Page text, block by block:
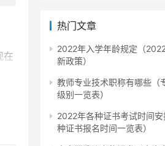
在
热门文章
2022年入学年龄规定（
新政策）
教师专业技术职称有哪些（
级别一览表）
2022年各种证书考试时间
种证书报名时间一览表）